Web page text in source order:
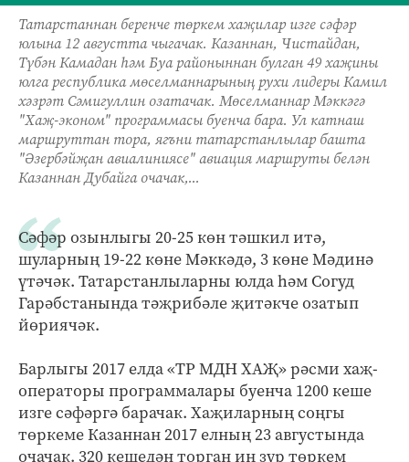
Татарстаннан беренче төркем хаҗилар изге сәфәр
юлына 12 августта чыгачак. Казаннан, Чистайдан,
Түбән Камадан һәм Буа районыннан булган 49 хаҗины
юлга республика мөселманнарының рухи лидеры Камил
хәзрәт Сәмигуллин озатачак. Мөселманнар Мәккәгә
"Хаҗ-эконом" программасы буенча бара. Ул катнаш
маршруттан тора, ягъни татарстанлылар башта
"Әзербәйҗан авиалиниясе" авиация маршруты белән
Казаннан Дубайга очачак,...
Сәфәр озынлыгы 20-25 көн тәшкил итә,
шуларның 19-22 көне Мәккәдә, 3 көне Мәдинә
үтәчәк. Татарстанлыларны юлда һәм Согуд
Гарәбстанында тәҗрибәле җитәкче озатып
йөриячәк.
Барлыгы 2017 елда «ТР МДН ХАҖ» рәсми хаҗ-
операторы программалары буенча 1200 кеше
изге сәфәргә барачак. Хаҗиларның соңгы
төркеме Казаннан 2017 елның 23 августында
очачак. 320 кешедән торган иң зур төркем